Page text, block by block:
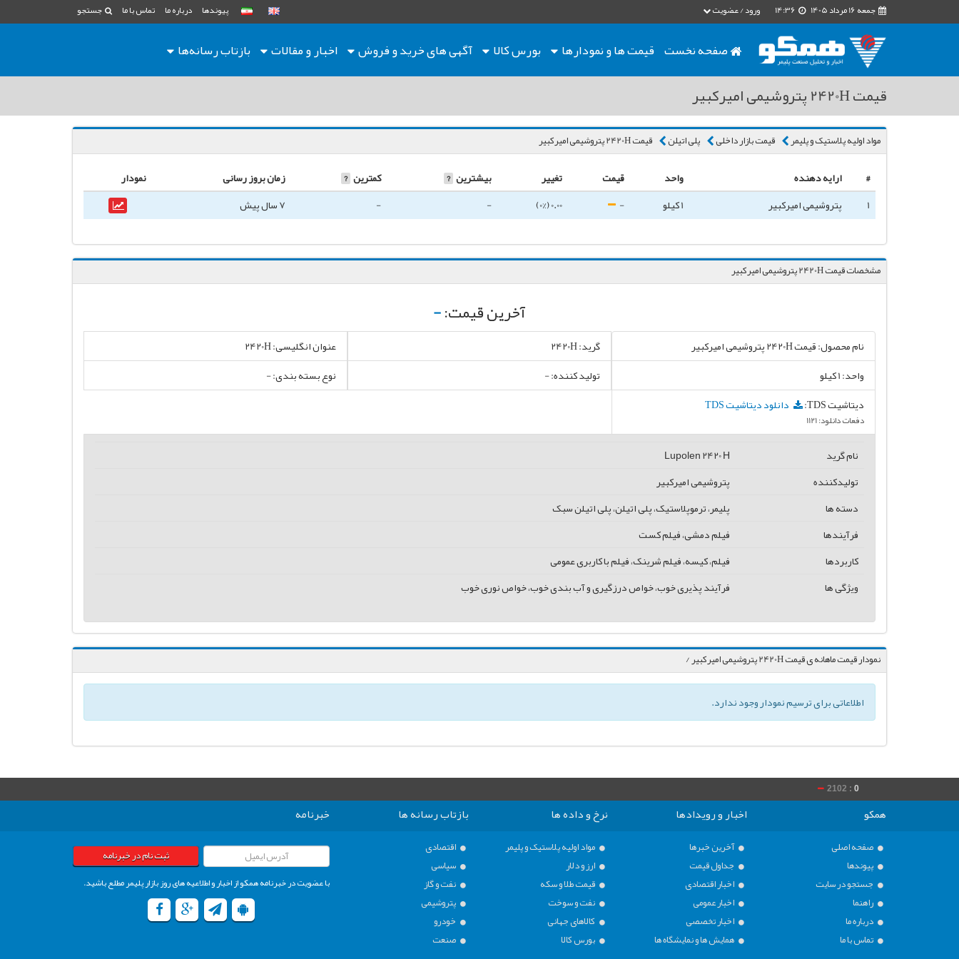
پیوندها درباره ما تماس با ما جستجو جمعه 16 مرداد 1405 ورود / عضویت
صفحه نخست قیمت هاو نمودارها بورس کالا آگهی های خرید و فروش اخبار و مقالات بازتاب رسانه‌ها
قیمت 2420H پتروشیمی امیرکبیر
مواد اولیه پلاستیک و پلیمر قیمت بازار داخلی پلی اتیلن قیمت 2420H پتروشیمی امیرکبیر
# ارایه دهنده واحد قیمت تغییر بیشترین ? کمترین ? زمان بروز رسانی
نمودار
1
پتروشیمی امیرکبیر 1 کیلو -
0.00 (0%)
-
- 7 سال پیش
مشخصات قیمت 2420H پتروشیمی امیرکبیر
آخرین قیمت:-
نام محصول:قیمت 2420H پتروشیمی امیرکبیر گرید: 2420H
عنوان انگلیسی: 2420H
واحد: 1 کیلو
تولید کننده: -
نوع بسته بندی: -
دیتاشیت TDS:
دانلود دیتاشیت TDS
دفعات دانلود: 1121
نام گرید
Lupolen 2420 H
تولیدکننده
پتروشیمی امیرکبیر
دسته ها
پلیمر، ترموپلاستیک، پلی اتیلن، پلی اتیلن سبک
فرآیندها
فیلم دمشی، فیلم کست
کاربردها
فیلم، کیسه، فیلم شرینک، فیلم با کاربری عمومی
ویژگی ها
فرآیند پذیری خوب، خواص درزگیری و آب بندی خوب، خواص نوری خوب
نمودار قیمت ماهانه ی قیمت 2420H پتروشیمی امیرکبیر /
اطلاعاتی برای ترسیم نمودار وجود ندارد.
2102 : 0
همکو اخبار و رویدادها نرخ و داده ها بازتاب رسانه ها خبرنامه
صفحه اصلی
پیوندها
جستجو در سایت
راهنما
درباره ما
تماس با ما
آخرین خبرها
جداول قیمت
اخبار اقتصادی
اخبار عمومی
اخبار تخصصی
همایش ها و نمایشگاه ها
مواد اولیه پلاستیک و پلیمر
ارز و دلار
قیمت طلا و سکه
نفت و سوخت
کالاهای جهانی
بورس کالا
اقتصادی
سیاسی
نفت و گاز
پتروشیمی
خودرو
صنعت
ثبت نام در خبرنامه
با عضویت در خبرنامه همکو از اخبار و اطلاعیه های روز بازار پلیمر مطلع باشید.